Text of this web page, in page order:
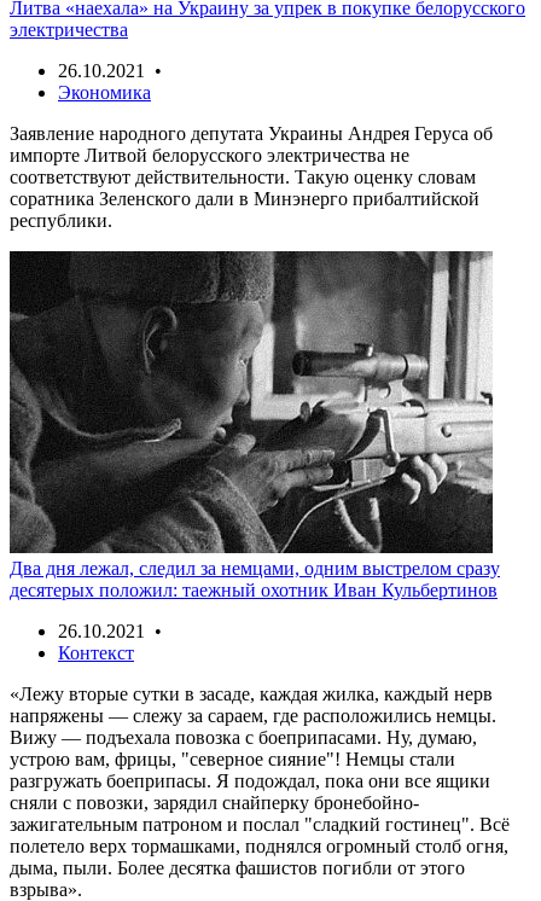
Литва «наехала» на Украину за упрек в покупке белорусского
электричества
26.10.2021 •
Экономика
Заявление народного депутата Украины Андрея Геруса об
импорте Литвой белорусского электричества не
соответствуют действительности. Такую оценку словам
соратника Зеленского дали в Минэнерго прибалтийской
республики.
Два дня лежал, следил за немцами, одним выстрелом сразу
десятерых положил: таежный охотник Иван Кульбертинов
26.10.2021 •
Контекст
«Лежу вторые сутки в засаде, каждая жилка, каждый нерв
напряжены — слежу за сараем, где расположились немцы.
Вижу — подъехала повозка с боеприпасами. Ну, думаю,
устрою вам, фрицы, "северное сияние"! Немцы стали
разгружать боеприпасы. Я подождал, пока они все ящики
сняли с повозки, зарядил снайперку бронебойно-
зажигательным патроном и послал "сладкий гостинец". Всё
полетело верх тормашками, поднялся огромный столб огня,
дыма, пыли. Более десятка фашистов погибли от этого
взрыва».